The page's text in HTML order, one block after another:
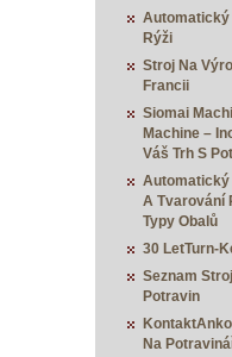
Automatický
Rýži
Stroj Na
Francii
Siomai
Machine –
Váš Trh S
Automatický
A Tvarování
Typy Obalů
30 LetTurn-
Seznam
Potravin
Na